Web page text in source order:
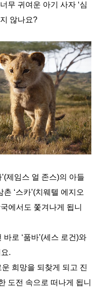
무 귀여운 아기 사자 ‘심
않나요?
’(제임스 얼 존스)의 아들
촌 ‘스카’(치웨텔 에지오
에서도 쫓겨나게 됩니
바로 ‘품바’(세스 로건)와
.
운 희망을 되찾게 되고 진
도전 속으로 떠나게 됩니